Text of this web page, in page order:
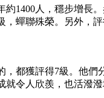
約1400人，穩步增長
，蟬聯殊榮。另外，
，都獲評得7級。他們
令人欣羨，也活潑